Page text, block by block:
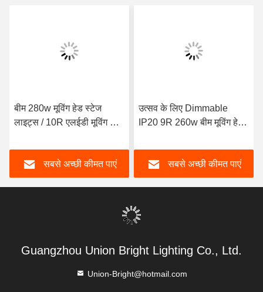
बीम 280w मूविंग हेड स्टेज
लाइट्स / 10R एलईडी मूविंग बीम
सबसे अच्छी कीमत पाएं
उत्सव के लिए Dimmable
IP20 9R 260w बीम मूविंग हेड
सबसे अच्छी कीमत पाएं
Guangzhou Union Bright Lighting Co., Ltd.
Union-Bright@hotmail.com